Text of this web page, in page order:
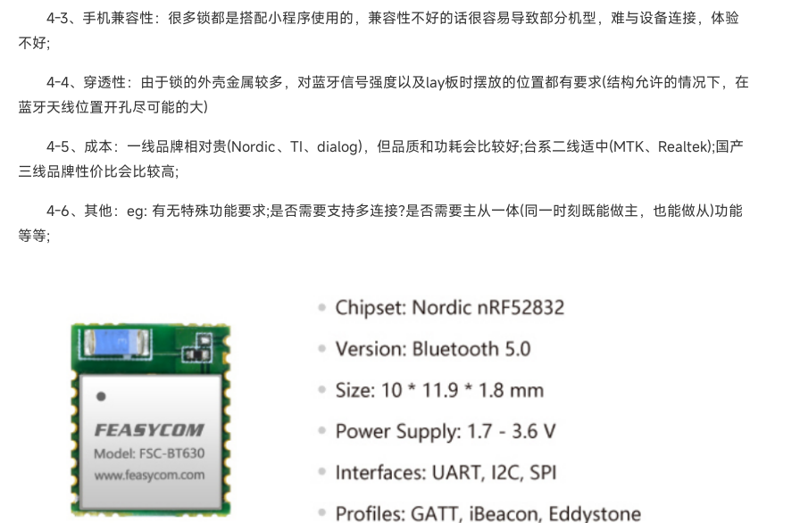
4-3、手机兼容性：很多锁都是搭配小程序使用的，兼容性不好的话很容易导致部分机型，难与设备连接，体验
不好;
4-4、穿透性：由于锁的外壳金属较多，对蓝牙信号强度以及lay板时摆放的位置都有要求(结构允许的情况下，在
蓝牙天线位置开孔尽可能的大)
4-5、成本：一线品牌相对贵(Nordic、TI、dialog)，但品质和功耗会比较好;台系二线适中(MTK、Realtek);国产
三线品牌性价比会比较高;
4-6、其他：eg: 有无特殊功能要求;是否需要支持多连接?是否需要主从一体(同一时刻既能做主，也能做从)功能
等等;